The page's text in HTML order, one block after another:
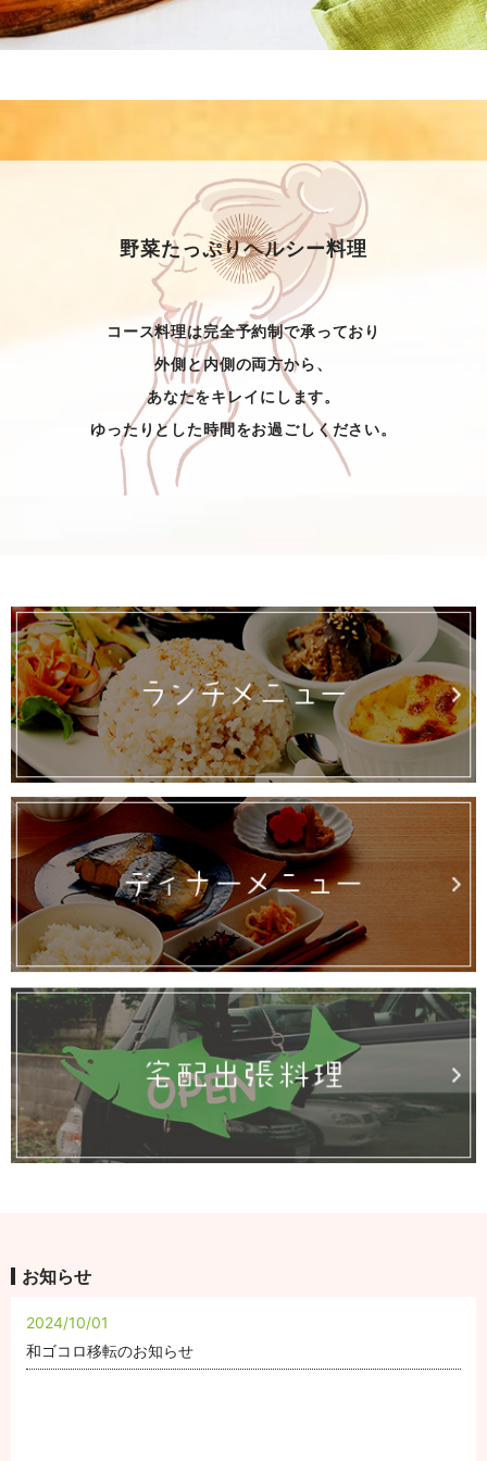
野菜たっぷりヘルシー料理
コース料理は完全予約制で承っており
外側と内側の両方から、
あなたをキレイにします。
ゆったりとした時間をお過ごしください。
お知らせ
2024/10/01
和ゴコロ移転のお知らせ